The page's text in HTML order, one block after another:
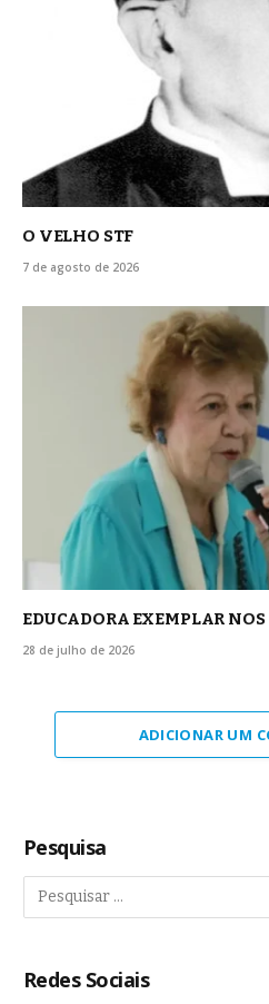
O VELHO STF
7 de agosto de 2026
EDUCADORA EXEMPLAR
28 de julho de 2026
ADICIONAR UM
Pesquisa
Redes Sociais